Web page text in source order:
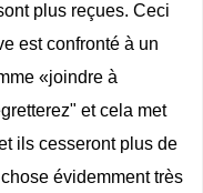
plus reçues. Ceci
est confronté à un
«joindre à
et cela met
ils cesseront plus de
évidemment très